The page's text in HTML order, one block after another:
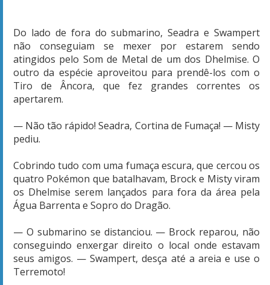
Do lado de fora do submarino, Seadra e Swampert
não conseguiam se mexer por estarem sendo
atingidos pelo Som de Metal de um dos Dhelmise. O
outro da espécie aproveitou para prendê-los com o
Tiro de Âncora, que fez grandes correntes os
apertarem.
— Não tão rápido! Seadra, Cortina de Fumaça! — Misty
pediu.
Cobrindo tudo com uma fumaça escura, que cercou os
quatro Pokémon que batalhavam, Brock e Misty viram
os Dhelmise serem lançados para fora da área pela
Água Barrenta e Sopro do Dragão.
— O submarino se distanciou. — Brock reparou, não
conseguindo enxergar direito o local onde estavam
seus amigos. — Swampert, desça até a areia e use o
Terremoto!